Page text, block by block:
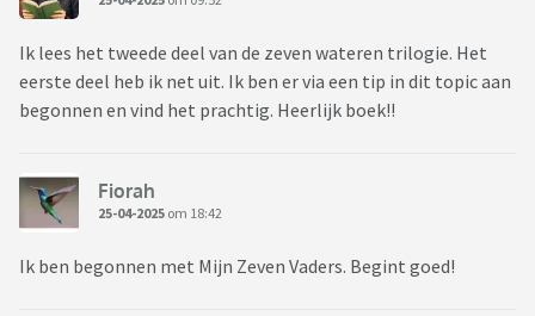
Ik lees het tweede deel van de zeven wateren trilogie. Het
eerste deel heb ik net uit. Ik ben er via een tip in dit topic aan
begonnen en vind het prachtig. Heerlijk boek!!
Fiorah
25-04-2025 om 18:42
Ik ben begonnen met Mijn Zeven Vaders. Begint goed!